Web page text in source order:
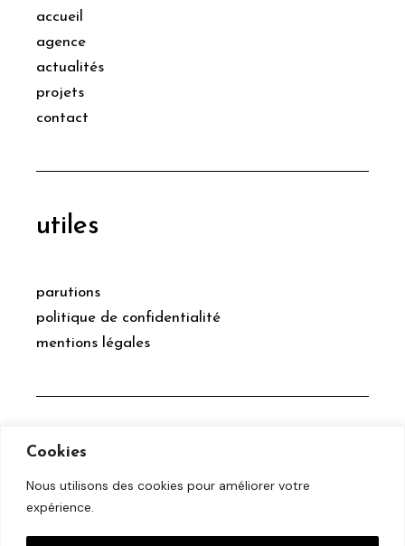
Cookies
Nous utilisons des cookies pour améliorer votre
expérience.
accueil
agence
actualités
projets
contact
utiles
parutions
politique de confidentialité
mentions légales
social
facebook